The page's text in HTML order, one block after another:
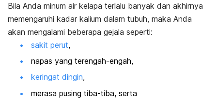
Bila Anda minum air kelapa terlalu banyak dan akhirnya
memengaruhi kadar kalium dalam tubuh, maka Anda
akan mengalami beberapa gejala seperti:
sakit perut,
napas yang terengah-engah,
keringat dingin,
merasa pusing tiba-tiba, serta